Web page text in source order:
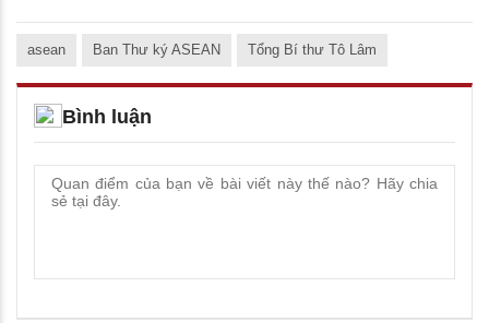
asean Ban Thư ký ASEAN Tổng Bí thư Tô Lâm
Bình luận